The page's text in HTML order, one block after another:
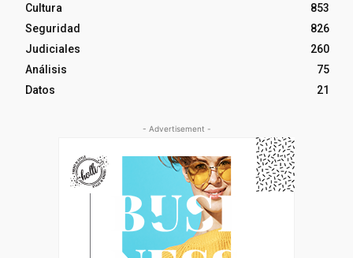
Cultura
853
Seguridad
826
Judiciales
260
Análisis
75
Datos
21
- Advertisement -